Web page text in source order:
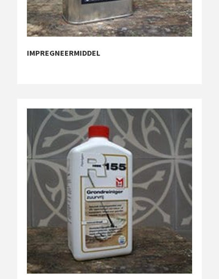
IMPREGNEERMIDDEL